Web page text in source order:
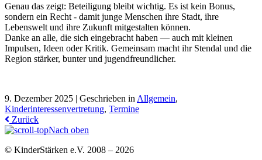
Genau das zeigt: Beteiligung bleibt wichtig. Es ist kein Bonus,
sondern ein Recht - damit junge Menschen ihre Stadt, ihre
Lebenswelt und ihre Zukunft mitgestalten können.
Danke an alle, die sich eingebracht haben — auch mit kleinen
Impulsen, Ideen oder Kritik. Gemeinsam macht ihr Stendal und die
Region stärker, bunter und jugendfreundlicher.
9. Dezember 2025 | Geschrieben in Allgemein,
Kinderinteressenvertretung, Termine
Zurück
Nach oben
© KinderStärken e.V. 2008 – 2026